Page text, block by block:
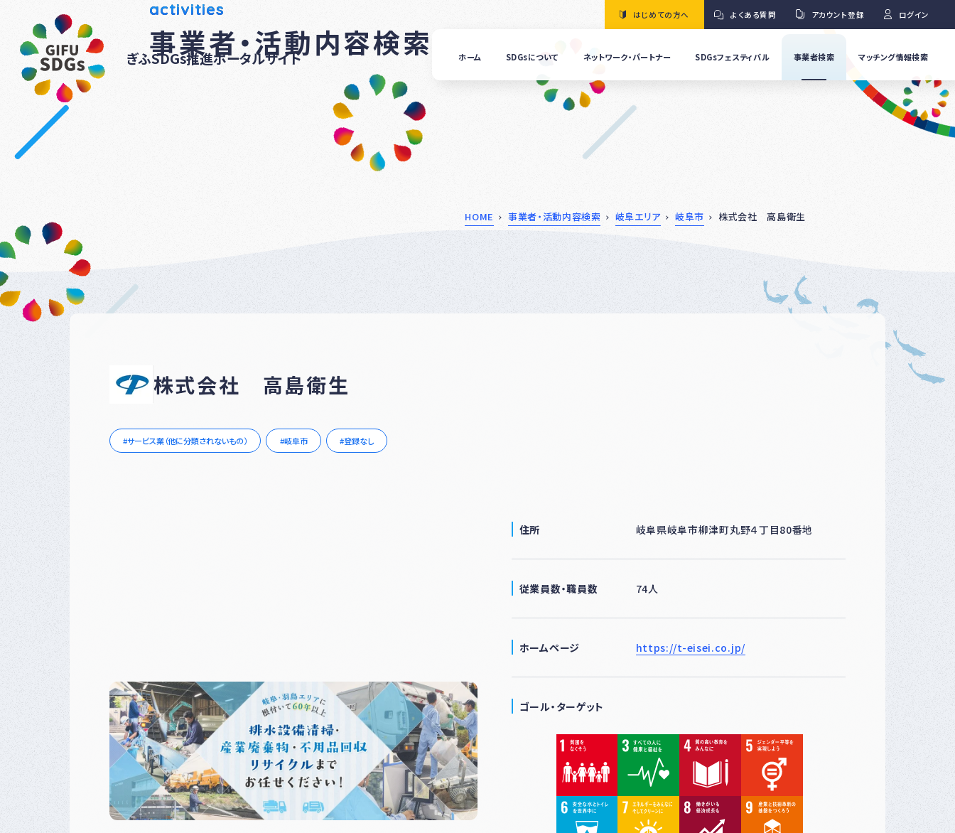
ぎふSDGs推進ポータルサイト
はじめての方へ よくある質問 アカウント登録 ログイン
ホーム SDGsについて ネットワーク・パートナー
の国
ぎふ」
につ
いて
ート
SDGsフェスティバル 事業者検索
イ
マッチング情報検索
activities
事業者・活動内容検索
HOME 事業者・活動内容検索 岐阜エリア 岐阜市 株式会社 高島衛生
株式会社 高島衛生
サービス業（他に分類されないもの） 岐阜市 登録なし
住所 岐阜県岐阜市柳津町丸野４丁目80番地
従業員数・職員数 74人
ホームページ https://t-eisei.co.jp/
ゴール・ターゲット